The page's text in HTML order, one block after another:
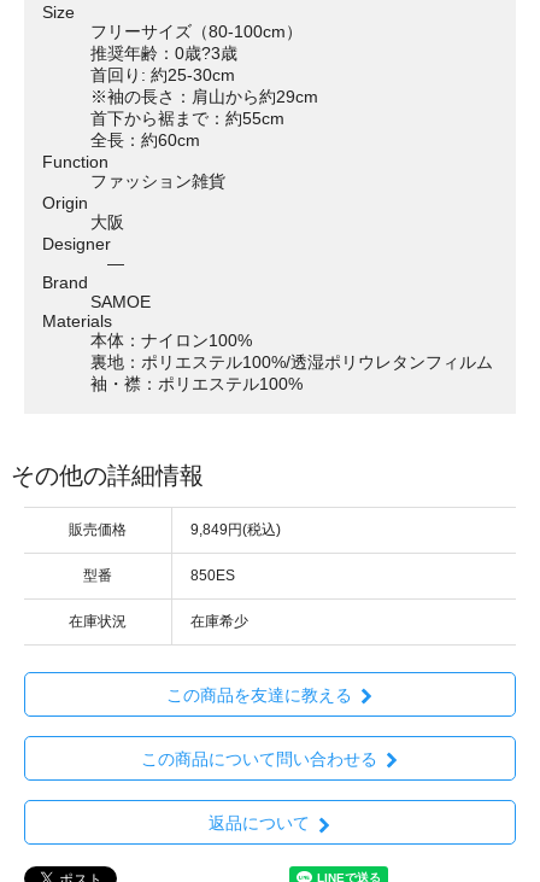
Size
フリーサイズ（80-100cm）
推奨年齢：0歳?3歳
首回り: 約25-30cm
※袖の長さ：肩山から約29cm
首下から裾まで：約55cm
全長：約60cm
Function
ファッション雑貨
Origin
大阪
Designer
―
Brand
SAMOE
Materials
本体：ナイロン100%
裏地：ポリエステル100%/透湿ポリウレタンフィルム
袖・襟：ポリエステル100%
その他の詳細情報
販売価格 9,849円(税込)
型番 850ES
在庫状況 在庫希少
この商品を友達に教える
この商品について問い合わせる
返品について